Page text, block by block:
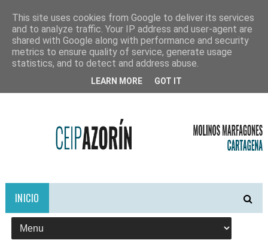
INICIO
This site uses cookies from Google to deliver its services
and to analyze traffic. Your IP address and user-agent are
shared with Google along with performance and security
metrics to ensure quality of service, generate usage
statistics, and to detect and address abuse.
LEARN MORE GOT IT